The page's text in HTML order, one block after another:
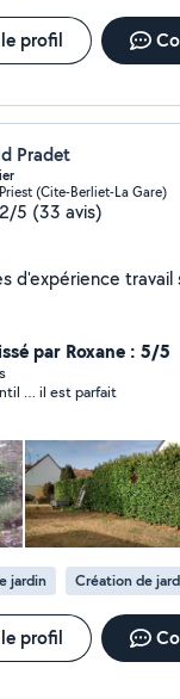
profil
Pradet
(Cite-Berliet-La Gare)
5 (33 avis)
d'expérience
par Roxane : 5/5
… il est parfait
jardin Création de
profil